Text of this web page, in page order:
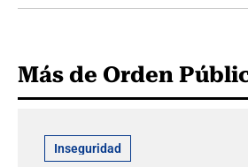
Más de Orden
Inseguridad